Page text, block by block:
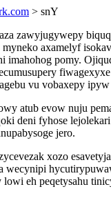
> snY
zawyjugywepy
axamelyf
imahohog pomy.
vu vobaxepy
atub evow nuju
deni fyhose
jero.
xozo
wecynipi
eh peqetysahu